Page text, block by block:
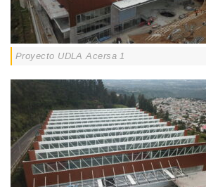
Proyecto UDLA Acersa 1